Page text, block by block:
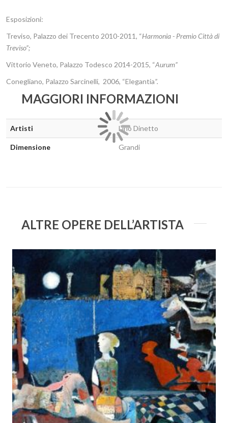
Esposizioni:
Treviso, Palazzo dei Trecento 2010-2011, “Harmonia - Premio Città di
Treviso”;
Vittorio Veneto, Palazzo Todesco 2014-2015, “Aurum”
Conegliano, Palazzo Sarcinelli, 2006, “Elegantia”.
MAGGIORI INFORMAZIONI
Artisti Lino Dinetto
Dimensione Grandi
ALTRE OPERE DELL’ARTISTA